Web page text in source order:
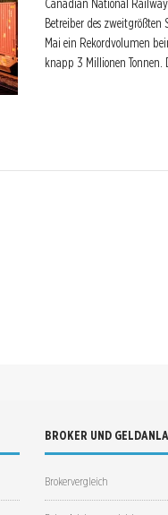
Canadian National
Betreiber des
Mai ein Rekordvolumen
knapp 3 Millionen Tonnen.
BROKER UND
Brokervergleich